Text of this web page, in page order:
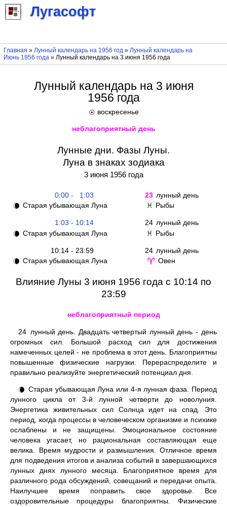
Лугасофт
Главная » Лунный календарь на 1956 год» Лунный календарь на
Июнь 1956 года» Лунный календарь на 3 июня 1956 года
Лунный календарь на 3 июня
1956 года
☉ воскресенье
неблагоприятный день
Лунные дни. Фазы Луны.
Луна в знаках зодиака
3 июня 1956 года
0:00 - 1:03 23 лунный день
🌘 Старая убывающая Луна ♓ Рыбы
1:03 - 10:14 24 лунный день
🌘 Старая убывающая Луна ♓ Рыбы
10:14 - 23:59 24 лунный день
🌘 Старая убывающая Луна ♈ Овен
Влияние Луны 3 июня 1956 года с 10:14 по
23:59
неблагоприятный период
24
лунный день. Двадцать четвертый лунный день - день
огромных сил. Большой расход сил для достижения
намеченных целей - не проблема в этот день. Благоприятны
повышенные физические нагрузки. Перераспределите и
правильно реализуйте энергетический потенциал дня.
🌘 Старая убывающая Луна или 4-я лунная фаза. Период
лунного цикла от 3-й лунной четверти до новолуния.
Энергетика живительных сил Солнца идет на спад. Это
период, когда процессы в человеческом организме и психике
ослаблены и не защищены. Эмоциональное состояние
человека угасает, но рациональная составляющая еще
велика. Время мудрости и размышления. Отличное время
для подведения итогов и анализа событий в завершающихся
лунных днях лунного месяца. Благоприятное время для
различного рода обсуждений, совещаний и передачи опыта.
Наилучшее время поправить свое здоровье. Все
оздоровительные процедуры благоприятны. Физические